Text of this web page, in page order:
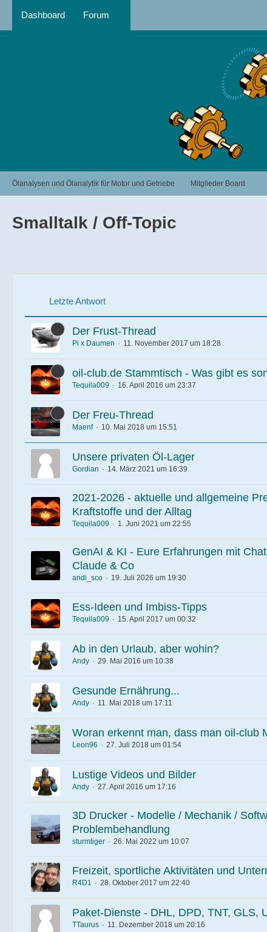
Dashboard Forum
Ölanalysen und Ölanalytik für Motor und Getriebe Mitglieder Board
Smalltalk / Off-Topic
Letzte Antwort
Der Frust-Thread
Pi x Daumen 11. November 2017 um 18:28
oil-club.de Stammtisch - Was gibt es
Tequila009 16. April 2016 um 23:37
Der Freu-Thread
Maenf 10. Mai 2018 um 15:51
Unsere privaten Öl-Lager
Gordian 14. März 2021 um 16:39
2021-2026 - aktuelle und allgemeine
Kraftstoffe und der Alltag
Tequila009 1. Juni 2021 um 22:55
GenAI & KI - Eure Erfahrungen mit
Claude & Co
andi_sco 19. Juli 2026 um 19:30
Ess-Ideen und Imbiss-Tipps
Tequila009 15. April 2017 um 00:32
Ab in den Urlaub, aber wohin?
Andy 29. Mai 2016 um 10:38
Gesunde Ernährung...
Andy 11. Mai 2018 um 17:11
Woran erkennt man, dass man oil-club
Leon96 27. Juli 2018 um 01:54
Lustige Videos und Bilder
Andy 27. April 2016 um 17:16
3D Drucker - Modelle / Mechanik /
Problembehandlung
sturmtiger 26. Mai 2022 um 10:07
Freizeit, sportliche Aktivitäten und
R4D1 28. Oktober 2017 um 22:40
Paket-Dienste - DHL, DPD, TNT, GLS,
TTaurus 11. Dezember 2018 um 20:16